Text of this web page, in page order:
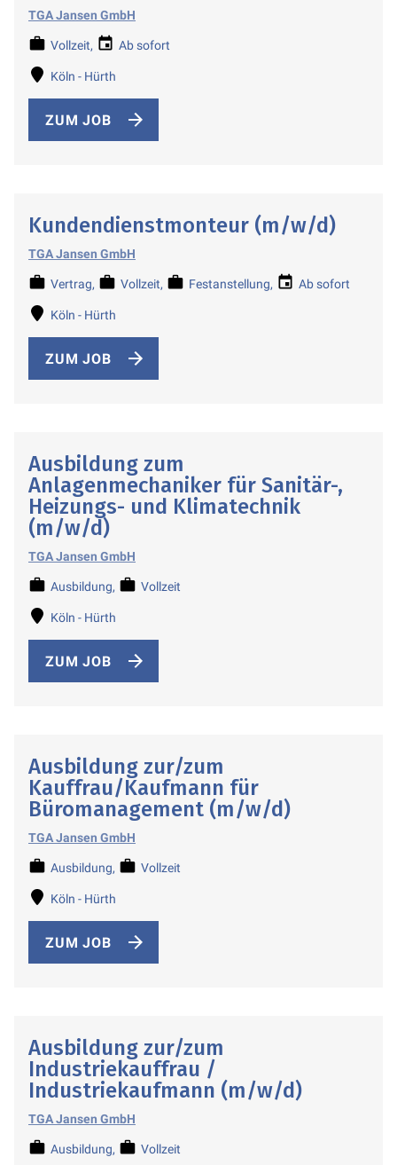
TGA Jansen GmbH
Vollzeit Ab sofort
Köln - Hürth
ZUM JOB
Kundendienstmonteur (m/w/d)
TGA Jansen GmbH
Vertrag Vollzeit Festanstellung Ab sofort
Köln - Hürth
ZUM JOB
Ausbildung zum
Anlagenmechaniker für Sanitär-,
Heizungs- und Klimatechnik
(m/w/d)
TGA Jansen GmbH
Ausbildung Vollzeit
Köln - Hürth
ZUM JOB
Ausbildung zur/zum
Kauffrau/Kaufmann für
Büromanagement (m/w/d)
TGA Jansen GmbH
Ausbildung Vollzeit
Köln - Hürth
ZUM JOB
Ausbildung zur/zum
Industriekauffrau /
Industriekaufmann (m/w/d)
TGA Jansen GmbH
Ausbildung Vollzeit